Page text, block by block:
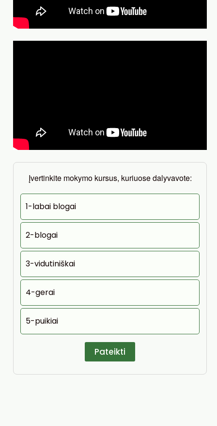
Įvertinkite mokymo kursus, kuriuose dalyvavote:
1-labai blogai
2-blogai
3-vidutiniškai
4-gerai
5-puikiai